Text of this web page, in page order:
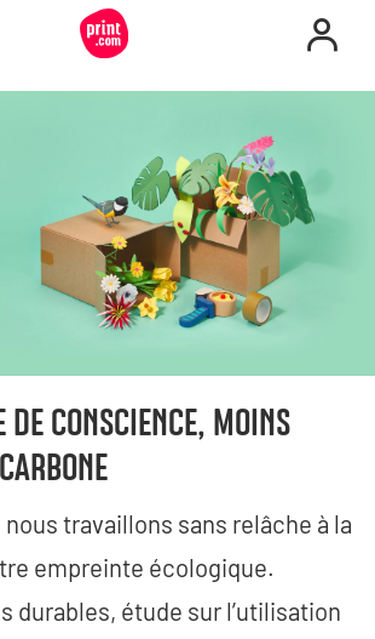
DE CONSCIENCE, MOINS
travaillons sans relâche à la
empreinte écologique.
durables, étude sur l’utilisation